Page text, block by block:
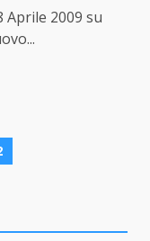
2009 su